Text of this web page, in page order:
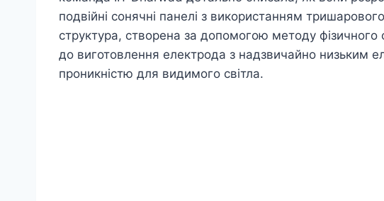
подвійні сонячні панелі з використанням
структура, створена за допомогою методу фізичного
до виготовлення електрода з надзвичайно низьким
проникністю для видимого світла.